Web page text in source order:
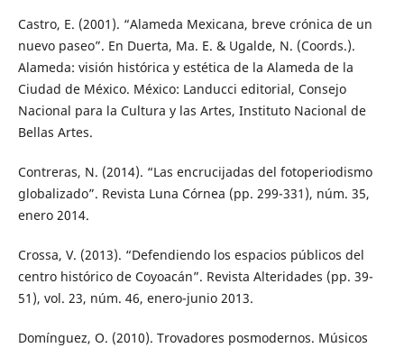
Castro, E. (2001). “Alameda Mexicana, breve crónica de un
nuevo paseo”. En Duerta, Ma. E. & Ugalde, N. (Coords.).
Alameda: visión histórica y estética de la Alameda de la
Ciudad de México. México: Landucci editorial, Consejo
Nacional para la Cultura y las Artes, Instituto Nacional de
Bellas Artes.
Contreras, N. (2014). “Las encrucijadas del fotoperiodismo
globalizado”. Revista Luna Córnea (pp. 299-331), núm. 35,
enero 2014.
Crossa, V. (2013). “Defendiendo los espacios públicos del
centro histórico de Coyoacán”. Revista Alteridades (pp. 39-
51), vol. 23, núm. 46, enero-junio 2013.
Domínguez, O. (2010). Trovadores posmodernos. Músicos